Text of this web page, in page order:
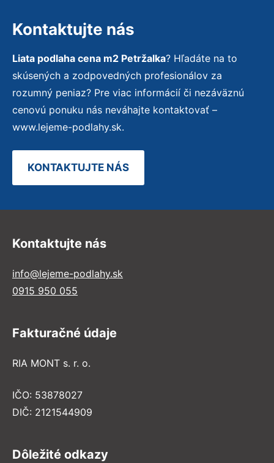
Kontaktujte nás
Liata podlaha cena m2 Petržalka? Hľadáte na to
skúsených a zodpovedných profesionálov za
rozumný peniaz? Pre viac informácií či nezáväznú
cenovú ponuku nás neváhajte kontaktovať –
www.lejeme-podlahy.sk.
KONTAKTUJTE NÁS
Kontaktujte nás
info@lejeme-podlahy.sk
0915 950 055
Fakturačné údaje
RIA MONT s. r. o.
IČO: 53878027
DIČ: 2121544909
Dôležité odkazy